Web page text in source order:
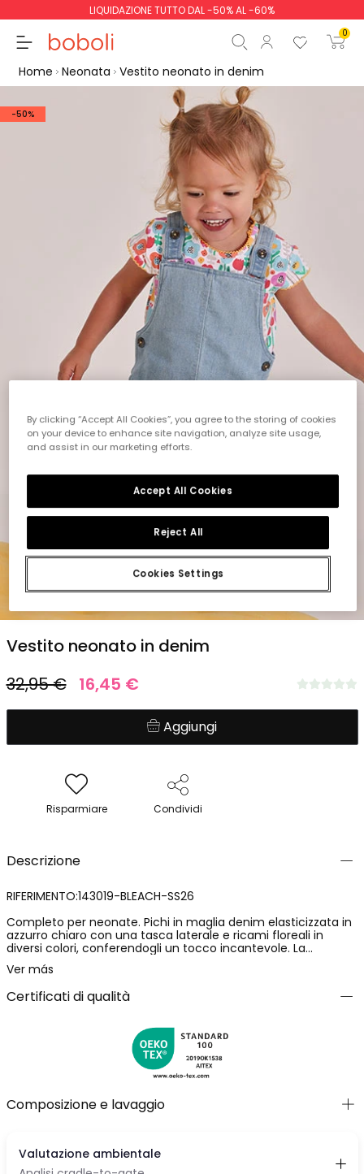
LIQUIDAZIONE TUTTO DAL -50% AL -60%
0
Inizio ordine
Home Neonata Vestito neonato in denim
-50%
Vestito neonato in denim
32,95 € 16,45 €
Aggiungi
Risparmiare Condividi
Descrizione
RIFERIMENTO:143019-BLEACH-SS26
Completo per neonate. Pichi in maglia denim elasticizzata in
azzurro chiaro con una tasca laterale e ricami floreali in
diversi colori, conferendogli un tocco incantevole. La
maglietta in cotone elasticizzato di colore bianco con una
stampa floreale in diversi colori e apertura sulla spalla per
facilitare il cambio. Disponibile in taglie da 1 mese a 24 mesi.
Un'opzione moderna e funzionale per le più piccole.
Ver más
Certificati di qualità
Composizione e lavaggio
By clicking “Accept All Cookies”, you agree to the storing of cookies
on your device to enhance site navigation, analyze site usage,
and assist in our marketing efforts.
Cookies Settings
Reject All
Accept All Cookies